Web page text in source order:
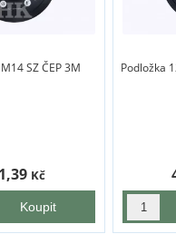
SZ ČEP 3M
Kč
Podložka